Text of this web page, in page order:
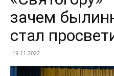
зачем
стал
19.11.2022